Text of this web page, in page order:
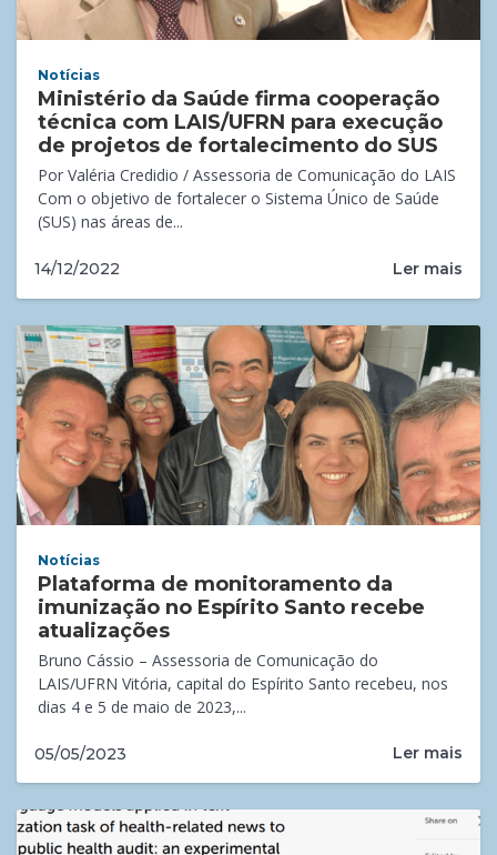
Notícias
Ministério da Saúde firma cooperação
técnica com LAIS/UFRN para execução
de projetos de fortalecimento do SUS
Por Valéria Credidio / Assessoria de Comunicação do LAIS
Com o objetivo de fortalecer o Sistema Único de Saúde
(SUS) nas áreas de...
14/12/2022 Ler mais
Notícias
Plataforma de monitoramento da
imunização no Espírito Santo recebe
atualizações
Bruno Cássio – Assessoria de Comunicação do
LAIS/UFRN Vitória, capital do Espírito Santo recebeu, nos
dias 4 e 5 de maio de 2023,...
05/05/2023 Ler mais